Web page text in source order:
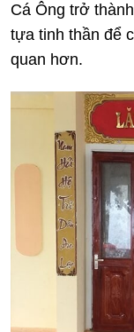
Cá Ông trở
tựa tinh thần để
quan hơn.